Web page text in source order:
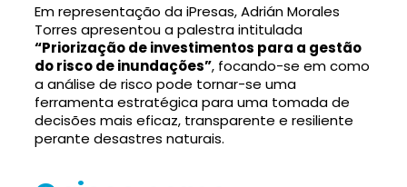
Em representação da iPresas, Adrián Morales
Torres apresentou a palestra intitulada
“Priorização de investimentos para a gestão
do risco de inundações”, focando-se em como
a análise de risco pode tornar-se uma
ferramenta estratégica para uma tomada de
decisões mais eficaz, transparente e resiliente
perante desastres naturais.